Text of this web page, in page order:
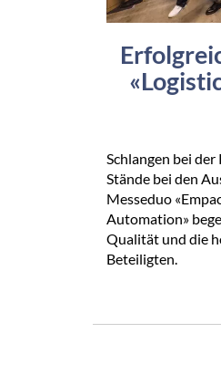
Schlangen bei
Stände bei den
Messeduo
Automation»
Qualität und die
Beteiligten.